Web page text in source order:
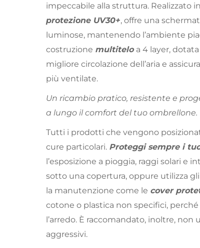
impeccabile alla struttura. Realizzato in
protezione UV30+, offre una
luminose, mantenendo l’ambiente
costruzione multitelo a 4 layer,
migliore circolazione dell’aria e
più ventilate.
Un ricambio pratico, resistente e
a lungo il comfort del tuo ombrellone.
Tutti i prodotti che vengono
cure particolari. Proteggi sempre i
l’esposizione a pioggia, raggi solari e
sotto una copertura, oppure utilizza
la manutenzione come le cover
cotone o plastica non specifici,
l’arredo. È raccomandato, inoltre,
aggressivi.